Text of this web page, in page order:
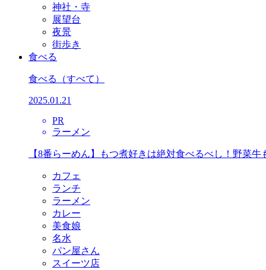
神社・寺
展望台
夜景
街歩き
食べる
食べる （すべて）
2025.01.21
PR
ラーメン
【8番らーめん】もつ煮好きは絶対食べるべし！野菜
カフェ
ランチ
ラーメン
カレー
美食娘
名水
パン屋さん
スイーツ店